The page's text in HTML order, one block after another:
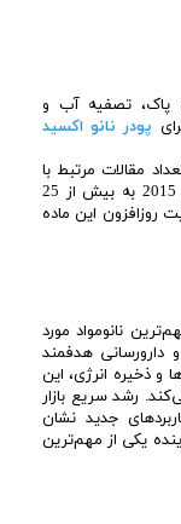
پاک، تصفیه آب و
پودر نانو اکسید
مقالات مرتبط با
نانوذرات اکسید آهن از حدود 10 هزار مقاله در سال 2015 به بیش از 25
که اهمیت روزافزون این ماده
نانومواد مورد
دارورسانی هدفمند
ذخیره انرژی، این
رشد سریع بازار
جدید نشان
یکی از مهم‌ترین